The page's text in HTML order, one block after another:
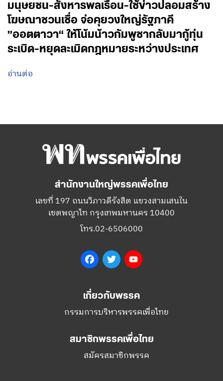
มนุษยชน-สังหารพลเรือน-ใช้ข่าวปลอมสร้าง
โฆษณาชวนเชื่อ จ่อคุยวงใหญ่รัฐภาคี
”ออตตาวา“ ให้โน้มน้าวกัมพูชากลับมากู้ทุ่น
ระเบิด-หยุดละเมิดกฎหมายระหว่างประเทศ
อ่านต่อ
สำนักงานใหญ่พรรคเพื่อไทย
เลขที่ 197 ถนนวิภาวดีรังสิต แขวงสามเสนใน
เขตพญาไท กรุงเทพมหานคร 10400
โทร.02-6506000
FacebookTwitter
เกี่ยวกับพรรค
กรรมการบริหารพรรคเพื่อไทย
สมาชิกพรรคเพื่อไทย
สมัครสมาชิกพรรค